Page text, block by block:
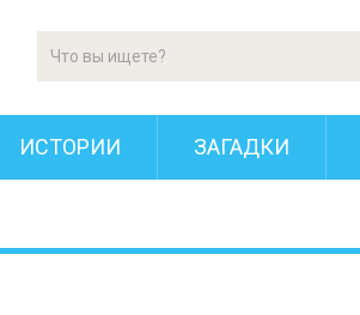
ИСТОРИИ ЗАГАДКИ